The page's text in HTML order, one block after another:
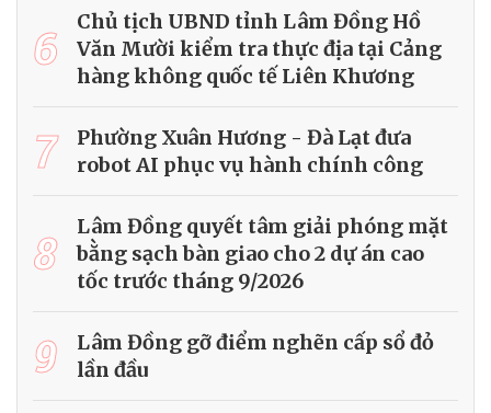
6
Chủ tịch UBND tỉnh Lâm Đồng Hồ
Văn Mười kiểm tra thực địa tại Cảng
hàng không quốc tế Liên Khương
7
Phường Xuân Hương - Đà Lạt đưa
robot AI phục vụ hành chính công
8
Lâm Đồng quyết tâm giải phóng mặt
bằng sạch bàn giao cho 2 dự án cao
tốc trước tháng 9/2026
9
Lâm Đồng gỡ điểm nghẽn cấp sổ đỏ
lần đầu